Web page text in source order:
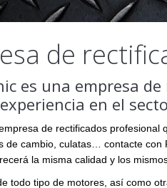
de
es una empresa
en el
de rectificados profesional
de cambio, culatas… contacte con
la misma calidad y los
todo tipo de motores, así como